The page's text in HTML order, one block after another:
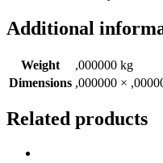
Additional
Weight
,000000 kg
Dimensions ,000000 ×
Related products